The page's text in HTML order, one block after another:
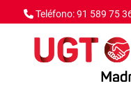
Pasar al contenido principal
Teléfono: 91 589 75